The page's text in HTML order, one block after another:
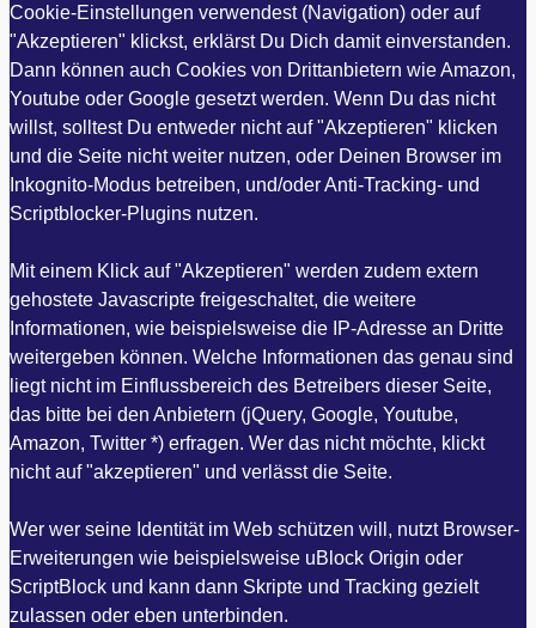
Cookie-Einstellungen verwendest (Navigation) oder auf
"Akzeptieren" klickst, erklärst Du Dich damit einverstanden.
Dann können auch Cookies von Drittanbietern wie Amazon,
Youtube oder Google gesetzt werden. Wenn Du das nicht
willst, solltest Du entweder nicht auf "Akzeptieren" klicken
und die Seite nicht weiter nutzen, oder Deinen Browser im
Inkognito-Modus betreiben, und/oder Anti-Tracking- und
Scriptblocker-Plugins nutzen.
Mit einem Klick auf "Akzeptieren" werden zudem extern
gehostete Javascripte freigeschaltet, die weitere
Informationen, wie beispielsweise die IP-Adresse an Dritte
weitergeben können. Welche Informationen das genau sind
liegt nicht im Einflussbereich des Betreibers dieser Seite,
das bitte bei den Anbietern (jQuery, Google, Youtube,
Amazon, Twitter *) erfragen. Wer das nicht möchte, klickt
nicht auf "akzeptieren" und verlässt die Seite.
Wer wer seine Identität im Web schützen will, nutzt Browser-
Erweiterungen wie beispielsweise uBlock Origin oder
ScriptBlock und kann dann Skripte und Tracking gezielt
zulassen oder eben unterbinden.